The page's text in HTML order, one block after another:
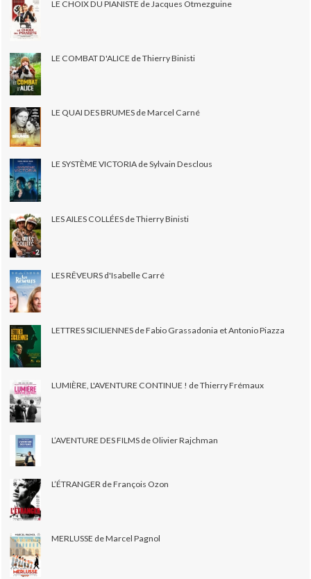
LE CHOIX DU PIANISTE de Jacques Otmezguine
LE COMBAT D'ALICE de Thierry Binisti
LE QUAI DES BRUMES de Marcel Carné
LE SYSTÈME VICTORIA de Sylvain Desclous
LES AILES COLLÉES de Thierry Binisti
LES RÊVEURS d'Isabelle Carré
LETTRES SICILIENNES de Fabio Grassadonia et Antonio Piazza
LUMIÈRE, L'AVENTURE CONTINUE ! de Thierry Frémaux
L’AVENTURE DES FILMS de Olivier Rajchman
L’ÉTRANGER de François Ozon
MERLUSSE de Marcel Pagnol